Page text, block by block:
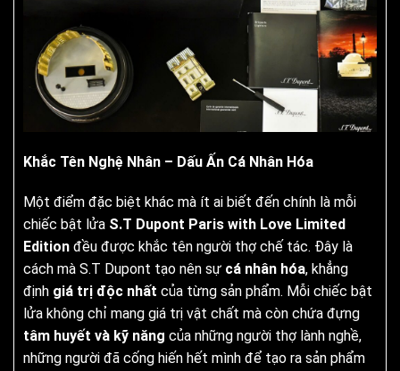
Khắc Tên Nghệ Nhân – Dấu Ấn Cá Nhân Hóa
Một điểm đặc biệt khác mà ít ai biết đến chính là mỗi
chiếc bật lửa S.T Dupont Paris with Love Limited
Edition đều được khắc tên người thợ chế tác. Đây là
cách mà S.T Dupont tạo nên sự cá nhân hóa, khẳng
định giá trị độc nhất của từng sản phẩm. Mỗi chiếc bật
lửa không chỉ mang giá trị vật chất mà còn chứa đựng
tâm huyết và kỹ năng của những người thợ lành nghề,
những người đã cống hiến hết mình để tạo ra sản phẩm